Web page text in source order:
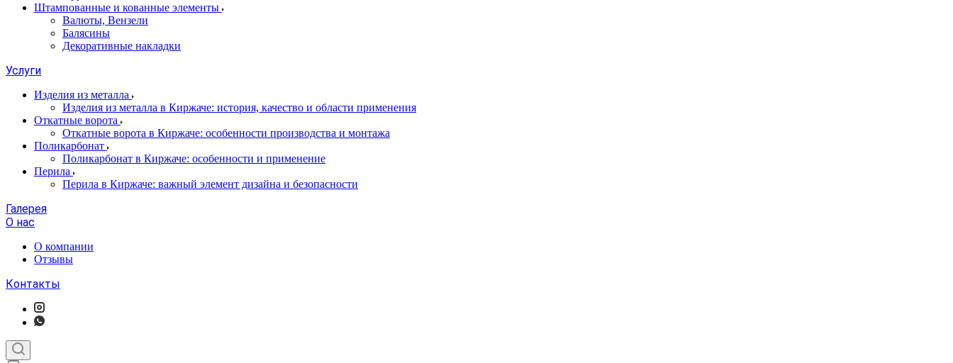
Штампованные и кованные элементы
Валюты, Вензели
Балясины
Декоративные накладки
Услуги
Изделия из металла
Изделия из металла в Киржаче: история, качество и области применения
Откатные ворота
Откатные ворота в Киржаче: особенности производства и монтажа
Поликарбонат
Поликарбонат в Киржаче: особенности и применение
Перила
Перила в Киржаче: важный элемент дизайна и безопасности
Галерея
О нас
О компании
Отзывы
Контакты